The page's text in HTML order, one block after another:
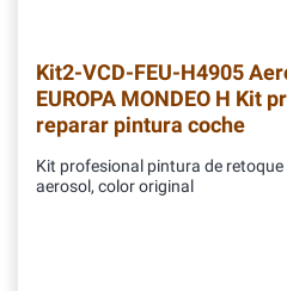
Kit2-VCD-FEU-H4905
EUROPA MONDEO H Kit
reparar pintura coche
Kit profesional pintura de
aerosol, color original